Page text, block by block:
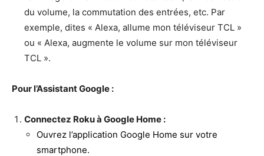
du volume, la commutation des entrées, etc. Par
exemple, dites « Alexa, allume mon téléviseur TCL »
ou « Alexa, augmente le volume sur mon téléviseur
TCL ».
Pour l’Assistant Google :
Connectez Roku à Google Home :
Ouvrez l’application Google Home sur votre
smartphone.